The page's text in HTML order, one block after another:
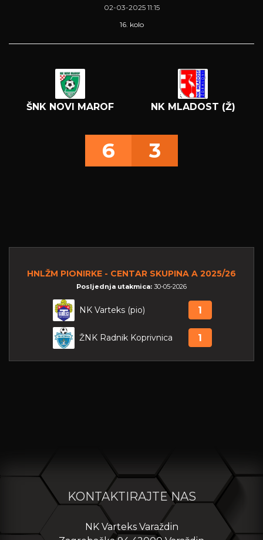
02-03-2025 11:15
16. kolo
ŠNK NOVI MAROF NK MLADOST (Ž)
6 3
HNLŽM PIONIRKE - CENTAR SKUPINA A 2025/26
Posljednja utakmica: 30-05-2026
NK Varteks (pio) 1
ŽNK Radnik Koprivnica 1
KONTAKTIRAJTE NAS
NK Varteks Varaždin